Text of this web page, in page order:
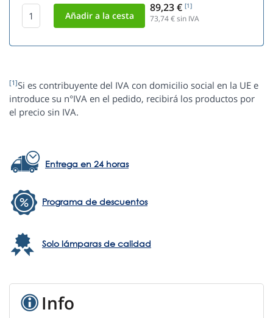
89,23 € [1]
73,74€ sin IVA
[1]Si es contribuyente del IVA con domicilio social en la UE e
introduce su n°IVA en el pedido, recibirá los productos por
el precio sin IVA.
Entrega en 24 horas
Programa de descuentos
Solo lámparas de calidad
Info